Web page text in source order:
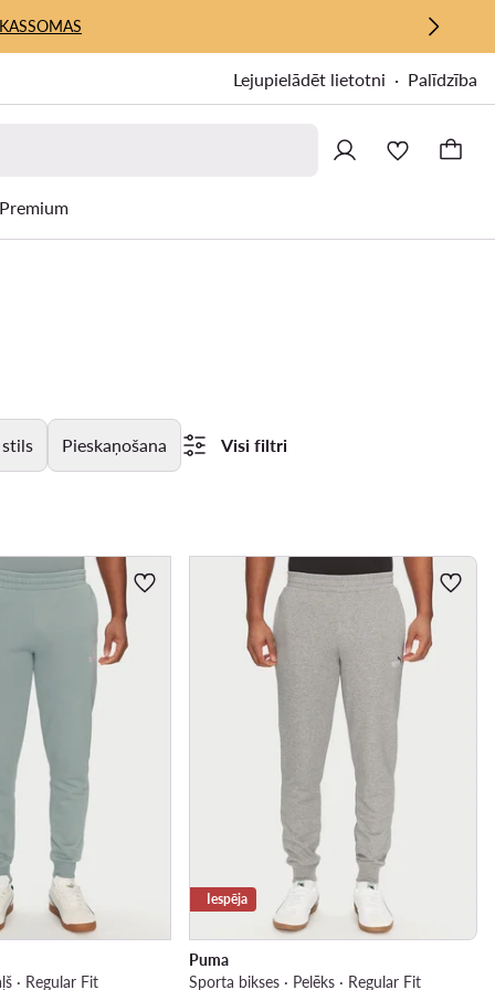
Lejupielādēt lietotni Palīdzība
Premium
Pieskaņošana Visi filtri
· Regular Fit
Iespēja
Puma
Sporta bikses · Pelēks · Regular Fit